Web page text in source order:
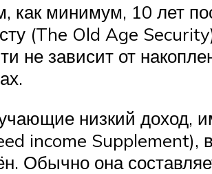
как минимум, 10 лет
(The Old Age
не зависит от
низкий доход,
income Supplement),
Обычно она